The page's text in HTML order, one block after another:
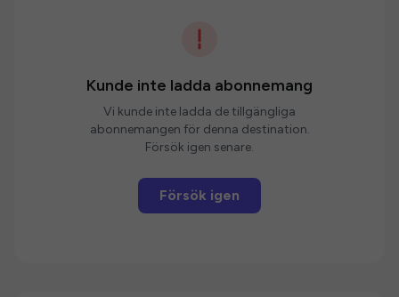
Kunde inte ladda abonnemang
Vi kunde inte ladda de tillgängliga
abonnemangen för denna destination.
Försök igen senare.
Försök igen